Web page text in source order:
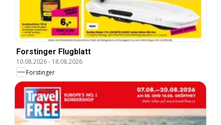
Forstinger Flugblatt
10.08.2026- 18.08.2026
Forstinger